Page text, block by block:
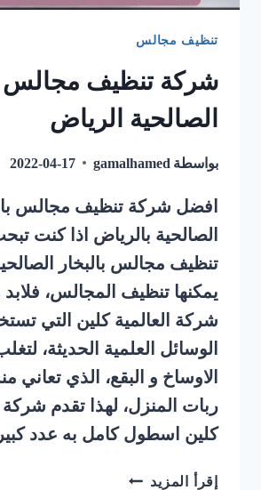
تنظيف مجالس
شركة تنظيف مجالس
الصالحية الرياض
بواسطة gamalhamed
2022-04-17
افضل شركة تنظيف مجالس
الصالحية بالرياض اذا كنت
تنظيف مجالس بالبخار
يمكنها تنظيف المجالس، فلابد
شركة العالمية كلين التي
الوسائل العلمية الحديثة،
الاوساخ و البقع، الذي تعاني
ربات المنزل، لهذا تقدم شركة
كلين اسطول كامل به عدد
إقرأ المزيد شركة